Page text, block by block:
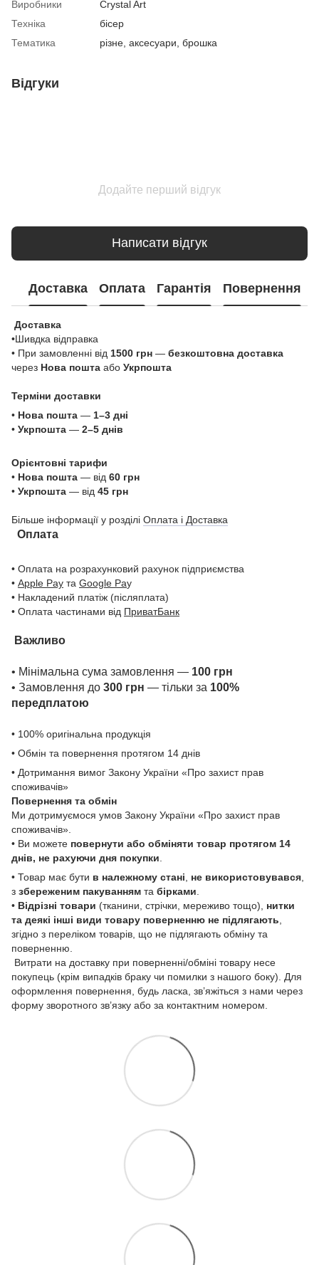
Виробники
Crystal Art
Техніка
бісер
Тематика
різне, аксесуари, брошка
Відгуки
Додайте перший відгук
Написати відгук
Доставка Оплата Гарантія Повернення
Доставка
•Шивдка відправка
• При замовленні від 1500 грн — безкоштовна доставка
через Нова пошта або Укрпошта
Терміни доставки
• Нова пошта — 1–3 дні
• Укрпошта — 2–5 днів
Орієнтовні тарифи
• Нова пошта — від 60 грн
• Укрпошта — від 45 грн
Більше інформації у розділі Оплата і Доставка
Оплата
• Оплата на розрахунковий рахунок підприємства
• Apple Pay та Google Pay
• Накладений платіж (післяплата)
• Оплата частинами від ПриватБанк
Важливо
• Мінімальна сума замовлення — 100 грн
• Замовлення до 300 грн — тільки за 100%
передплатою
• 100% оригінальна продукція
• Обмін та повернення протягом 14 днів
• Дотримання вимог Закону України «Про захист прав
споживачів»
Повернення та обмін
Ми дотримуємося умов Закону України «Про захист прав
споживачів».
• Ви можете повернути або обміняти товар протягом 14
днів, не рахуючи дня покупки
• Товар має бути в належному стані не використовувався
з збереженим пакуванням та бірками
• Відрізні товари (тканини, стрічки, мереживо тощо), нитки
та деякі інші види товару поверненню не підлягають
згідно з переліком товарів, що не підлягають обміну та
поверненню.
Витрати на доставку при поверненні/обміні товару несе
покупець (крім випадків браку чи помилки з нашого боку). Для
оформлення повернення, будь ласка, зв’яжіться з нами через
форму зворотного зв’язку або за контактним номером.